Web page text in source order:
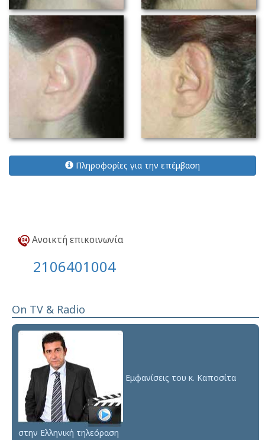
Πληροφορίες για την επέμβαση
Ανοικτή επικοινωνία
2106401004
On TV & Radio
Εμφανίσεις του κ. Καποσίτα
στην Ελληνική τηλεόραση